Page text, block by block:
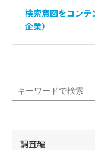
検索意図をコンテ
企業）
調査編